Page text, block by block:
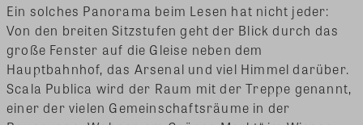
Ein solches Panorama beim Lesen hat nicht jeder:
Von den breiten Sitzstufen geht der Blick durch das
große Fenster auf die Gleise neben dem
Hauptbahnhof, das Arsenal und viel Himmel darüber.
Scala Publica wird der Raum mit der Treppe genannt,
einer der vielen Gemeinschaftsräume in der